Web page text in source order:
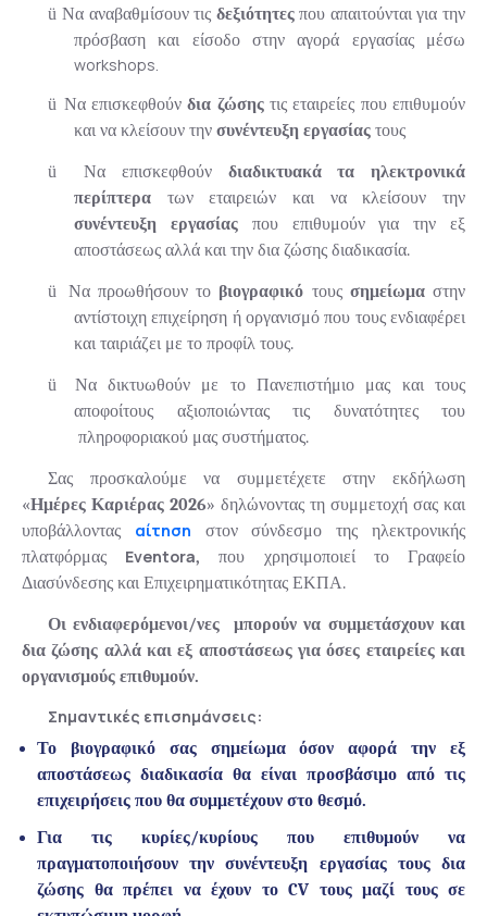
ü Να αναβαθμίσουν τις δεξιότητεςπου απαιτούνται για την
πρόσβαση και είσοδο στην αγορά εργασίας μέσω
workshops.
ü Να επισκεφθούνδια ζώσηςτις εταιρείες που επιθυμούν
και να κλείσουν την συνέντευξη εργασίας τους
ü Να επισκεφθούν διαδικτυακά τα ηλεκτρονικά
περίπτερα των εταιρειών και να κλείσουν την
συνέντευξη εργασίαςπου επιθυμούν για την εξ
αποστάσεως αλλά και την δια ζώσης διαδικασία.
ü Να προωθήσουν το βιογραφικό τους σημείωμαστην
αντίστοιχη επιχείρηση ή οργανισμό που τους ενδιαφέρει
και ταιριάζει με το προφίλ τους.
ü
Να δικτυωθούν με το Πανεπιστήμιο μας και τους
αποφοίτους αξιοποιώντας τις δυνατότητες του
πληροφοριακού μας συστήματος.
Σας προσκαλούμε να συμμετέχετε στην εκδήλωση
«Ημέρες Καριέρας 2026» δηλώνοντας τη συμμετοχή σας και
υποβάλλοντας αίτηση στον σύνδεσμο της ηλεκτρονικής
πλατφόρμας Eventora,που χρησιμοποιεί το Γραφείο
Διασύνδεσης και Επιχειρηματικότητας ΕΚΠΑ.
Οι ενδιαφερόμενοι/νες μπορούν να συμμετάσχουν και
δια ζώσης αλλά και εξ αποστάσεως για όσες εταιρείες και
οργανισμούς επιθυμούν.
Σημαντικές επισημάνσεις:
Το βιογραφικό σας σημείωμα όσον αφορά την εξ
αποστάσεως διαδικασία θα είναι προσβάσιμο από τις
επιχειρήσεις που θα συμμετέχουν στο θεσμό.
Για τις κυρίες/κυρίους που επιθυμούν να
πραγματοποιήσουν την συνέντευξη εργασίας τους δια
ζώσης θα πρέπει να έχουν το CV τους μαζί τους σε